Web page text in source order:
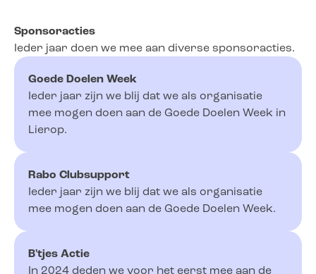
Sponsoracties
Ieder jaar doen we mee aan diverse sponsoracties.
Goede Doelen Week
Ieder jaar zijn we blij dat we als organisatie
mee mogen doen aan de Goede Doelen Week in
Lierop.
Rabo Clubsupport
Ieder jaar zijn we blij dat we als organisatie
mee mogen doen aan de Goede Doelen Week.
B'tjes Actie
In 2024 deden we voor het eerst mee aan de